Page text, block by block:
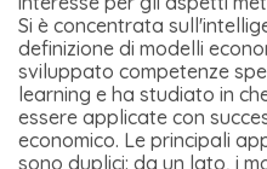
Si è concentrata
definizione di modelli
sviluppato competenze
learning e ha studiato in
essere applicate con
economico. Le principali
sono duplici: da un lato, i